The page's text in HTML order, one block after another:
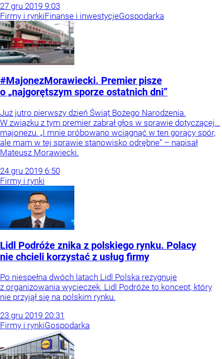
27 gru 2019 9:03
Firmy i rynkiFinanse i inwestycjeGospodarka
#MajonezMorawiecki. Premier pisze
o „najgorętszym sporze ostatnich dni”
Już jutro pierwszy dzień Świąt Bożego Narodzenia.
W związku z tym premier zabrał głos w sprawie dotyczącej…
majonezu. „I mnie próbowano wciągnąć w ten gorący spór,
ale mam w tej sprawie stanowisko odrębne” – napisał
Mateusz Morawiecki.
24 gru 2019 6:50
Firmy i rynki
Lidl Podróże znika z polskiego rynku. Polacy
nie chcieli korzystać z usług firmy
Po niespełna dwóch latach Lidl Polska rezygnuje
z organizowania wycieczek. Lidl Podróże to koncept, który
nie przyjął się na polskim rynku.
23 gru 2019 20:31
Firmy i rynkiGospodarka